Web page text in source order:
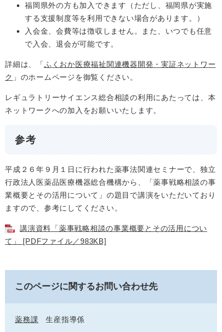
福岡県外の方も加入できます（ただし、福岡県が実施
する支援制度等を利用できない場合があります。）
入会金、会費等は徴収しません。また、いつでも任意
で入会、退会が可能です。
詳細は、「ふくおか医療福祉関連機器開発・実証ネットワー
ク 」のホームページを御覧ください。
レギュラトリーサイエンス総合相談の利用にあたっては、本
ネットワークへの加入をお願いいたします。
参考
平成２６年９月１日に行われた薬事法関連セミナーで、独立
行政法人医薬品医療機器総合機構から、「薬事戦略相談の事
業概要とその活用について」の題目で講演をいただいており
ますので、参考にしてください。
講演資料「薬事戦略相談の事業概要とその活用につい
て」 [PDFファイル／983KB]
このページに関するお問い合わせ先
薬務課 生産指導係